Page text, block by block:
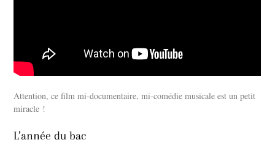
Attention, ce film mi-documentaire, mi-comédie musicale est un petit
miracle !
L’année du bac